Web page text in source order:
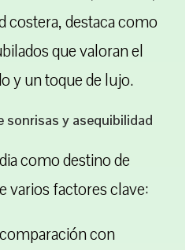
costera, destaca como
que valoran el
y un toque de lujo.
sonrisas y asequibilidad
como destino de
varios factores clave:
con